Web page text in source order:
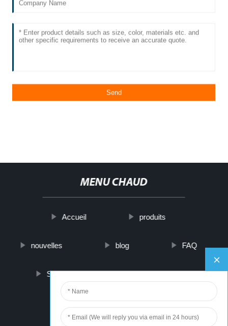
MENU CHAUD
Accueil produits
nouvelles blog FAQ
Sur nous contactez-nous
PARTNER COMPANY